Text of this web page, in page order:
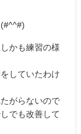
かも練習の様
していたわけ
がらないので
でも改善して